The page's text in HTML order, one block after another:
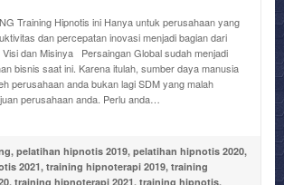
Training Hipnotis ini Hanya untuk perusahaan yang
dan percepatan inovasi menjadi bagian dari
dan Misinya Persaingan Global sudah menjadi
bisnis saat ini. Karena itulah, sumber daya manusia
perusahaan anda bukan lagi SDM yang malah
perusahaan anda. Perlu anda…
, pelatihan hipnotis 2019, pelatihan hipnotis 2020,
2021, training hipnoterapi 2019, training
, training hipnoterapi 2021, training hipnotis,